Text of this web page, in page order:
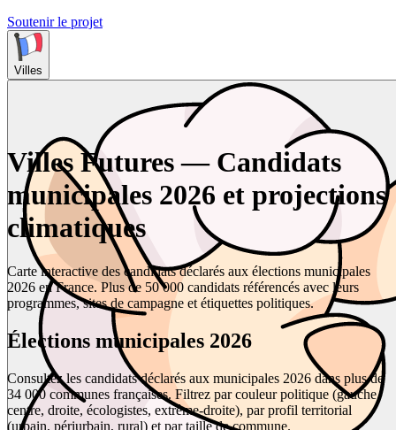
Soutenir le projet
Villes
Villes Futures — Candidats
municipales 2026 et projections
climatiques
Carte interactive des candidats déclarés aux élections municipales
2026 en France. Plus de 50 000 candidats référencés avec leurs
programmes, sites de campagne et étiquettes politiques.
Élections municipales 2026
Consultez les candidats déclarés aux municipales 2026 dans plus de
34 000 communes françaises. Filtrez par couleur politique (gauche,
centre, droite, écologistes, extrême-droite), par profil territorial
(urbain, périurbain, rural) et par taille de commune.